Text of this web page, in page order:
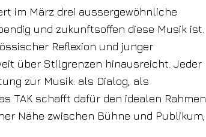
im März drei aussergewöhnliche
und zukunftsoffen diese Musik ist.
Reflexion und junger
über Stilgrenzen hinausreicht. Jeder
zur Musik: als Dialog, als
TAK schafft dafür den idealen Rahmen
Nähe zwischen Bühne und Publikum,